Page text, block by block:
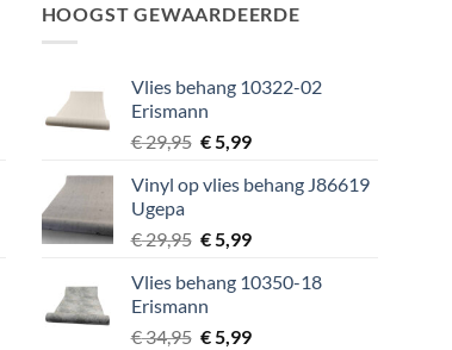
HOOGST GEWAARDEERDE
Vlies behang 10322-02
Erismann
€29,95 Oorspronkelijke
was:
€5,99Huidige
is:
Vinyl op vlies behang J86619
Ugepa
€29,95 Oorspronkelijke
was:
€ 29,95.
€5,99Huidige
is:
Vlies behang 10350-18
Erismann
€34,95 Oorspronkelijke
€5,99Huidige